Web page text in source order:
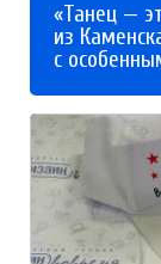
«Танец —
из
с